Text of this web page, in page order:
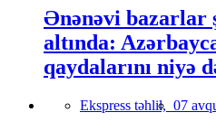
Ənənəvi bazarlar
altında:
qaydalarını niyə
Ekspress təhlil, 07